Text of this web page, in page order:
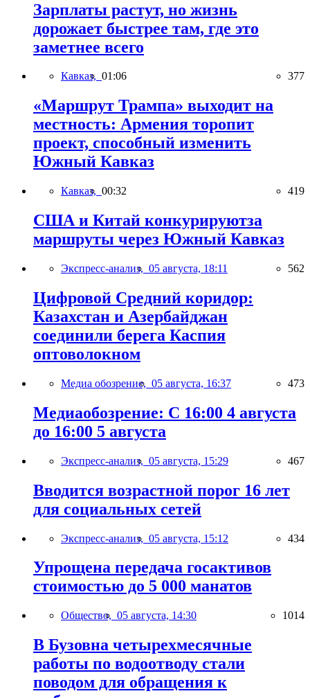
Зарплаты растут, но жизнь
дорожает быстрее там, где это
заметнее всего
Кавказ, 01:06 377
«Маршрут Трампа» выходит на
местность: Армения торопит
проект, способный изменить
Южный Кавказ
Кавказ, 00:32 419
США и Китай конкурируютза
маршруты через Южный Кавказ
Экспресс-анализ, 05 августа, 18:11 562
Цифровой Средний коридор:
Казахстан и Азербайджан
соединили берега Каспия
оптоволокном
Медиа обозрение, 05 августа, 16:37 473
Медиаобозрение: С 16:00 4 августа
до 16:00 5 августа
Экспресс-анализ, 05 августа, 15:29 467
Вводится возрастной порог 16 лет
для социальных сетей
Экспресс-анализ, 05 августа, 15:12 434
Упрощена передача госактивов
стоимостью до 5 000 манатов
Общество, 05 августа, 14:30 1014
В Бузовна четырехмесячные
работы по водоотводу стали
поводом для обращения к